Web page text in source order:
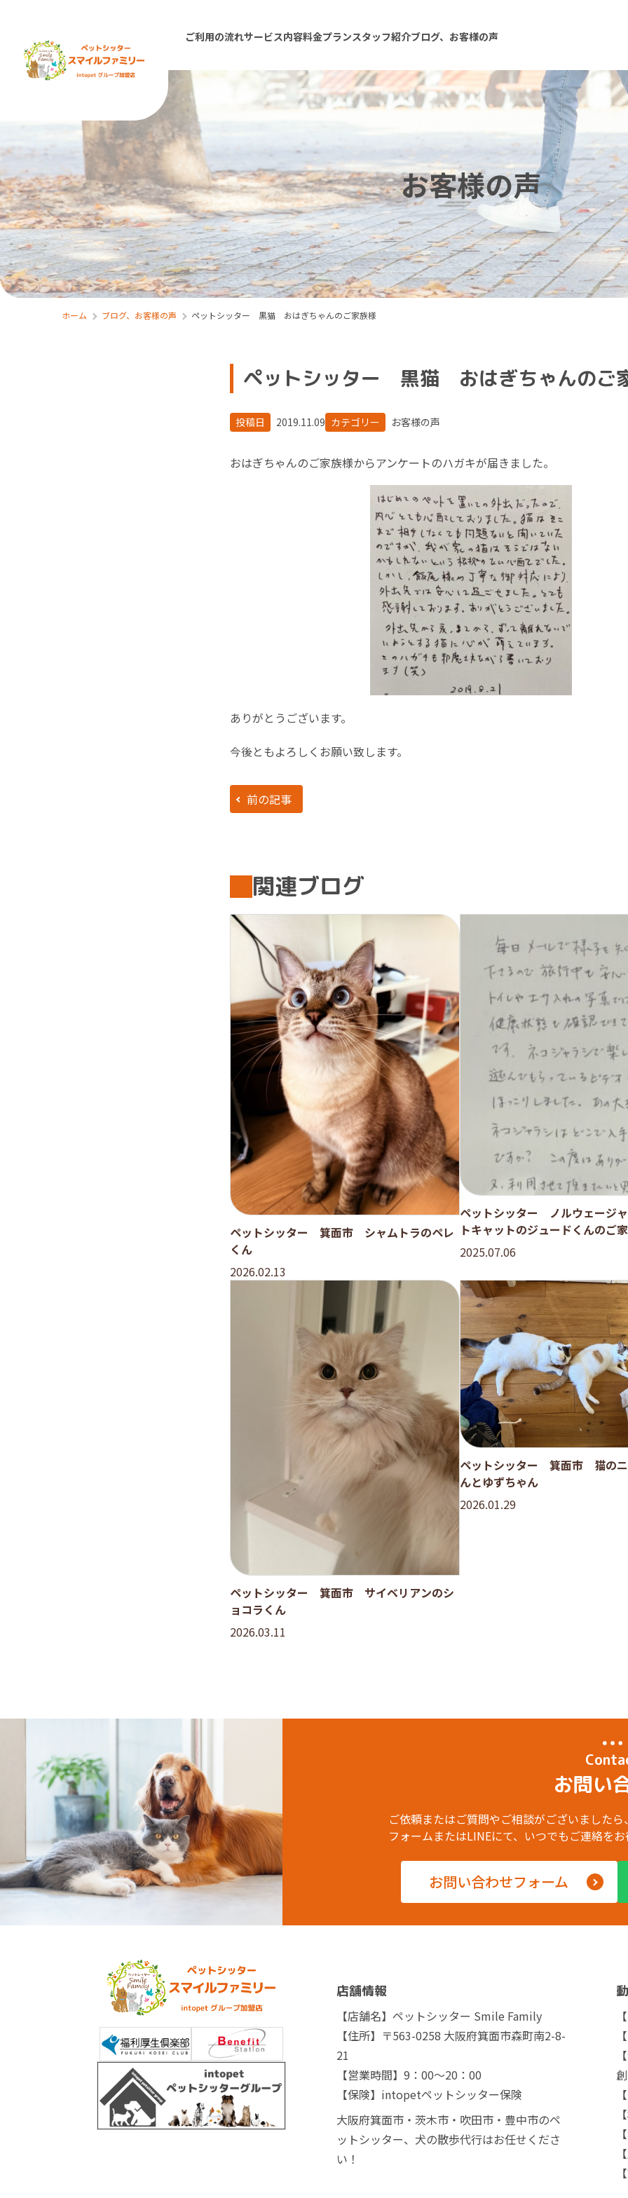
ご利用の流れサービス内容料金プランスタッフ紹介ブログ、お客様の声
お客様の声
ホーム ブログ、お客様の声 ペットシッター 黒猫 おはぎちゃんのご家族様
ペットシッター 黒猫 おはぎちゃんのご
投稿日 2019.11.09 カテゴリー お客様の声
おはぎちゃんのご家族様からアンケートのハガキが届きました。
ありがとうございます。
今後ともよろしくお願い致します。
前の記事
関連ブログ
ペットシッター 箕面市 シャムトラのペレ
くん
2026.02.13
ペットシッター ノルウェージ
トキャットのジュードくんのご
2025.07.06
ペットシッター 箕面市 サイベリアンのシ
ョコラくん
2026.03.11
ペットシッター 箕面市 猫のニ
んとゆずちゃん
2026.01.29
お問い
ご依頼またはご質問やご相談がございました
フォームまたはLINEにて、いつでもご連絡を
お問い合わせフォーム
店舗情報
【店舗名】ペットシッター Smile Family
【住所】〒563-0258 大阪府箕面市森町南2-8-
21
【営業時間】9：00～20：00
【保険】intopetペットシッター保険
大阪府箕面市・茨木市・吹田市・豊中市のペ
ットシッター、犬の散歩代行はお任せくださ
い！